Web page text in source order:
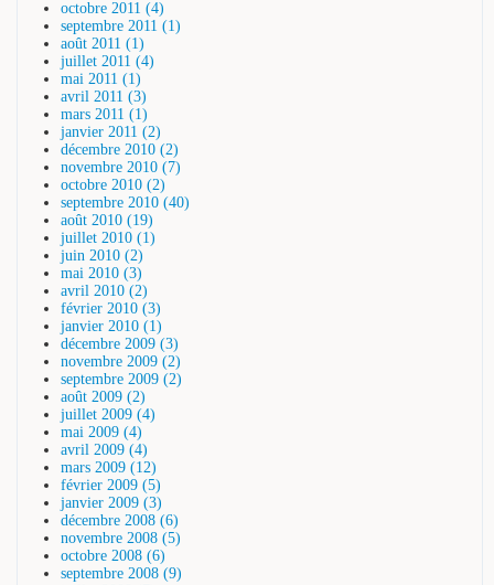
octobre 2011 (4)
septembre 2011 (1)
août 2011 (1)
juillet 2011 (4)
mai 2011 (1)
avril 2011 (3)
mars 2011 (1)
janvier 2011 (2)
décembre 2010 (2)
novembre 2010 (7)
octobre 2010 (2)
septembre 2010 (40)
août 2010 (19)
juillet 2010 (1)
juin 2010 (2)
mai 2010 (3)
avril 2010 (2)
février 2010 (3)
janvier 2010 (1)
décembre 2009 (3)
novembre 2009 (2)
septembre 2009 (2)
août 2009 (2)
juillet 2009 (4)
mai 2009 (4)
avril 2009 (4)
mars 2009 (12)
février 2009 (5)
janvier 2009 (3)
décembre 2008 (6)
novembre 2008 (5)
octobre 2008 (6)
septembre 2008 (9)